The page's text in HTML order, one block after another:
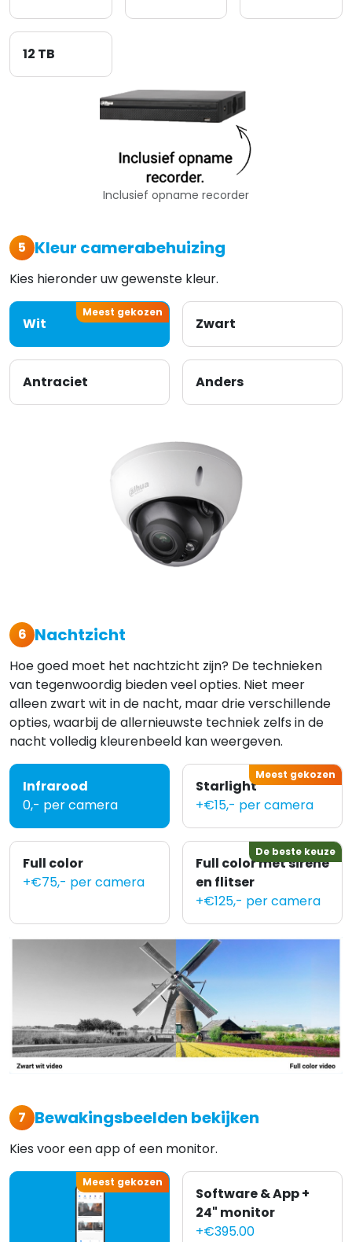
12 TB
Inclusief opname recorder
5 Kleur camerabehuizing
Kies hieronder uw gewenste kleur.
Meest gekozen
Wit Zwart
Antraciet Anders
6 Nachtzicht
Hoe goed moet het nachtzicht zijn? De technieken
van tegenwoordig bieden veel opties. Niet meer
alleen zwart wit in de nacht, maar drie verschillende
opties, waarbij de allernieuwste techniek zelfs in de
nacht volledig kleurenbeeld kan weergeven.
Infrarood
0,- per camera
Meest gekozen
Starlight
+€15,- per camera
Full color
+€75,- per camera
De beste keuze
Full color met sirene
en flitser
+€125,- per camera
7 Bewakingsbeelden bekijken
Kies voor een app of een monitor.
Meest gekozen
Software & App +
24" monitor
+€395.00